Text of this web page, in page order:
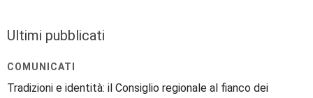
Ultimi pubblicati
COMUNICATI
Tradizioni e identità: il Consiglio regionale al fianco dei